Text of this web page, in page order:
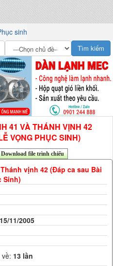
sinh
41 VÀ THÁNH VỊNH 42
VỌNG PHỤC SINH)
Download file trình chiếu
vịnh 42 (Đáp ca sau Bài
Sinh)
11/2005
về: 13 lần